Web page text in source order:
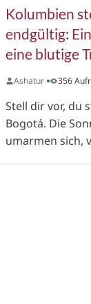
Kolumbien
endgültig:
eine blutige
Ashatur 356
Stell dir vor, du
Bogotá. Die
umarmen sich,